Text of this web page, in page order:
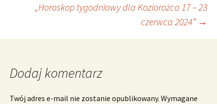
wpisu„Horoskop tygodniowy dla Koziorożca 17 – 23
czerwca 2024” →
Dodaj komentarz
Twój adres e-mail nie zostanie opublikowany. Wymagane